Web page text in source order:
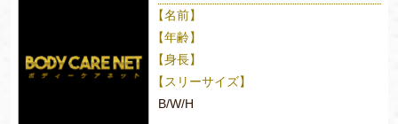
【名前】
【年齢】
【身長】
【スリーサイズ】
B/W/H